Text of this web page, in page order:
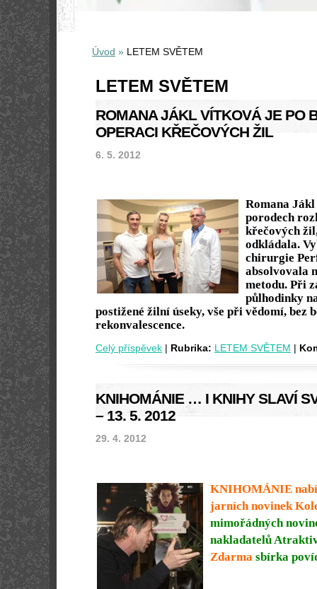
Úvod » LETEM SVĚTEM
LETEM SVĚTEM
ROMANA JÁKL VÍTKOVÁ JE PO
OPERACI KŘEČOVÝCH ŽIL
6. 5. 2012
Romana
porodech
křečových
odkládala.
chirurgie
absolvovala
metodu. Při
půlhodinky
postižené žilní úseky, vše při vědomí, bez
rekonvalescence.
Celý příspěvek | Rubrika: LETEM SVĚTEM |
KNIHOMÁNIE … I KNIHY SLAVÍ
– 13. 5. 2012
29. 4. 2012
KNIHOMÁNIE
jarních novinek
mimořádných
nakladatelů
Zdarma sbírka